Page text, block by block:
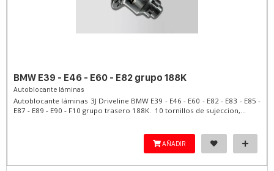
BMW E39 - E46 - E60 - E82 grupo 188K
Autoblocante láminas
Autoblocante láminas 3J Driveline BMW E39 - E46 - E60 - E82 - E83 - E85 -
E87 - E89 - E90 - F10 grupo trasero 188K. 10 tornillos de sujeccion,...
AÑADIR